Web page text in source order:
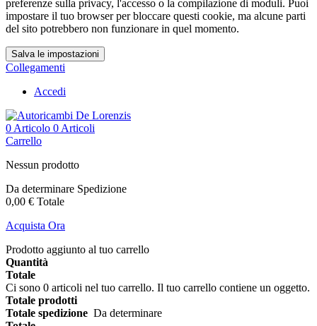
preferenze sulla privacy, l'accesso o la compilazione di moduli. Puoi
impostare il tuo browser per bloccare questi cookie, ma alcune parti
del sito potrebbero non funzionare in quel momento.
Salva le impostazioni
Collegamenti
Accedi
0Articolo 0 Articoli
Carrello
Nessun prodotto
Da determinare Spedizione
0,00 € Totale
Acquista Ora
Prodotto aggiunto al tuo carrello
Quantità
Totale
Ci sono 0 articoli nel tuo carrello. Il tuo carrello contiene un oggetto.
Totale prodotti
Totale spedizione Da determinare